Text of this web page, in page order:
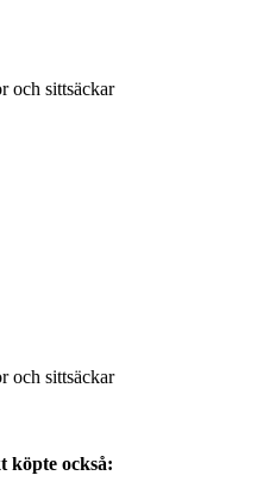
och sittsäckar
och sittsäckar
köpte också: